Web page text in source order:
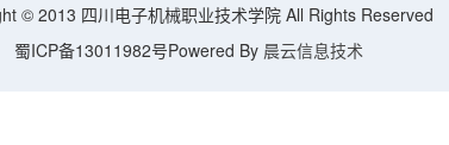
© 2013 四川电子机械职业技术学院 All Rights Reserved
蜀ICP备13011982号Powered By 晨云信息技术